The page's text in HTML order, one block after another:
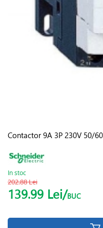
Contactor 9A 3P 230V 50/
In stoc
202.88 Lei
139.99 Lei/BUC